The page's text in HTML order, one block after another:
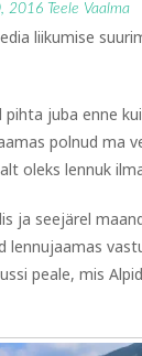
2016 Teele Vaalma
liikumise
pihta juba enne
polnud ma
oleks lennuk
ja seejärel
lennujaamas
peale, mis